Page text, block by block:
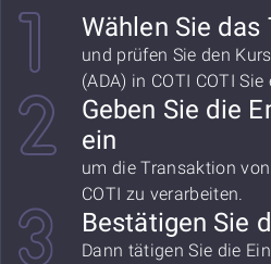
Wählen Sie das
und prüfen Sie den
(ADA) in COTI COTI Sie
Geben Sie die
ein
um die Transaktion
COTI zu verarbeiten.
Bestätigen Sie
Dann tätigen Sie die